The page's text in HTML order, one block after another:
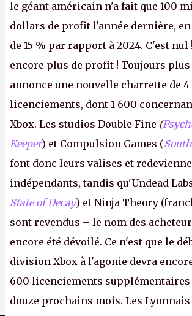
le géant américain n'a fait que 100
dollars de profit l'année dernière,
de 15 % par rapport à 2024. C'est
encore plus de profit ! Toujours plus
annonce une nouvelle charrette de 4
licenciements, dont 1 600
Xbox. Les studios Double Fine (
Keeper) et Compulsion Games (
font donc leurs valises et
indépendants, tandis qu'Undead
State of Decay) et Ninja Theory
sont revendus – le nom des
encore été dévoilé. Ce n'est que le
division Xbox à l'agonie devra
600 licenciements supplémentaires
douze prochains mois. Les